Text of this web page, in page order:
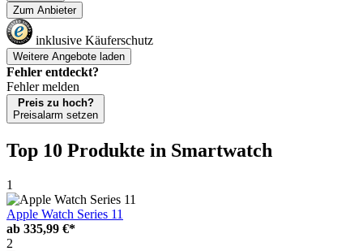
Zum Anbieter
inklusive Käuferschutz
Weitere Angebote laden
Fehler entdeckt?
Fehler melden
Preis zu hoch?
Preisalarm setzen
Top 10 Produkte in Smartwatch
1
Apple Watch Series 11
ab 335,99 €*
2